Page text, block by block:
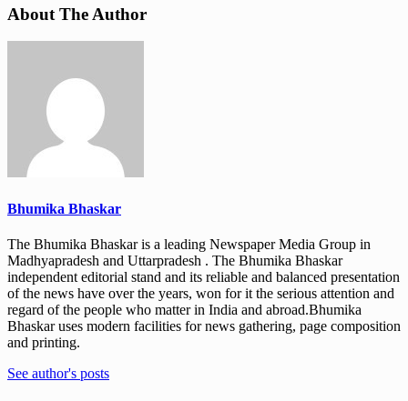
About The Author
Bhumika Bhaskar
The Bhumika Bhaskar is a leading Newspaper Media Group in
Madhyapradesh and Uttarpradesh . The Bhumika Bhaskar
independent editorial stand and its reliable and balanced presentation
of the news have over the years, won for it the serious attention and
regard of the people who matter in India and abroad.Bhumika
Bhaskar uses modern facilities for news gathering, page composition
and printing.
See author's posts